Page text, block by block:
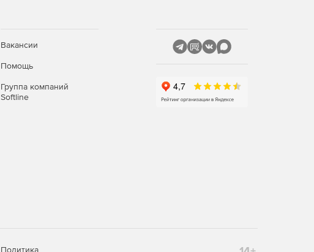
Вакансии
Помощь
Группа компаний
Softline
Политика